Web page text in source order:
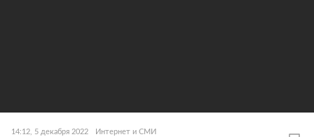
14:12, 5 декабря 2022 Интернет и СМИ